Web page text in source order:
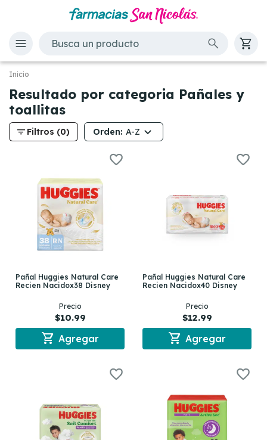
Inicio
Resultado por categoria Pañales y
toallitas
filter_list Filtros (0) Orden: A-Z
Pañal Huggies Natural Care
Recien Nacidox38 Disney
Precio
$10.99
shopping_cart Agregar
Pañal Huggies Natural Care
Recien Nacidox40 Disney
Precio
$12.99
shopping_cart Agregar